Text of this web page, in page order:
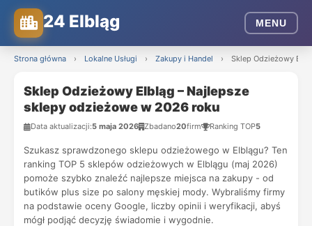
24 Elbląg MENU
Strona główna › Lokalne Usługi › Zakupy i Handel › Sklep Odzieżowy
Sklep Odzieżowy Elbląg – Najlepsze
sklepy odzieżowe w 2026 roku
Data aktualizacji:5 maja 2026 Zbadano20firm Ranking TOP5
Szukasz sprawdzonego sklepu odzieżowego w Elblągu? Ten
ranking TOP 5 sklepów odzieżowych w Elblągu (maj 2026)
pomoże szybko znaleźć najlepsze miejsca na zakupy - od
butików plus size po salony męskiej mody. Wybraliśmy firmy
na podstawie oceny Google, liczby opinii i weryfikacji, abyś
mógł podjąć decyzję świadomie i wygodnie.